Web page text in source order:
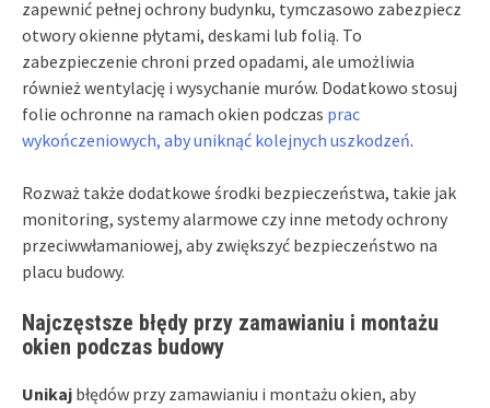
zapewnić pełnej ochrony budynku, tymczasowo zabezpiecz
otwory okienne płytami, deskami lub folią. To
zabezpieczenie chroni przed opadami, ale umożliwia
również wentylację i wysychanie murów. Dodatkowo stosuj
folie ochronne na ramach okien podczas prac
wykończeniowych, aby uniknąć kolejnych uszkodzeń.
Rozważ także dodatkowe środki bezpieczeństwa, takie jak
monitoring, systemy alarmowe czy inne metody ochrony
przeciwwłamaniowej, aby zwiększyć bezpieczeństwo na
placu budowy.
Najczęstsze błędy przy zamawianiu i montażu
okien podczas budowy
Unikaj błędów przy zamawianiu i montażu okien, aby